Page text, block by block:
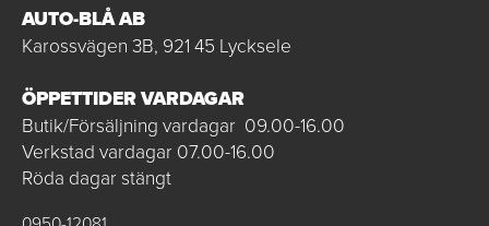
AUTO-BLÅ AB
Karossvägen 3B, 921 45 Lycksele
ÖPPETTIDER VARDAGAR
Butik/Försäljning vardagar 09.00-16.00
Verkstad vardagar 07.00-16.00
Röda dagar stängt